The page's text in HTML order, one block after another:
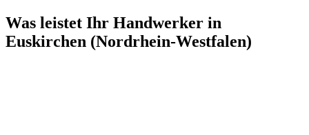
Was leistet Ihr Handwerker in
Euskirchen (Nordrhein-Westfalen)